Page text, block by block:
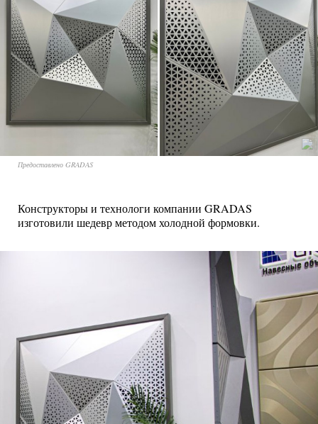
Предоставлено GRADAS
Конструкторы и технологи компании GRADAS
изготовили шедевр методом холодной формовки.